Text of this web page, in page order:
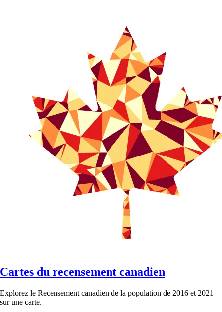
Cartes du recensement canadien
Explorez le Recensement canadien de la population de 2016 et 2021
sur une carte.